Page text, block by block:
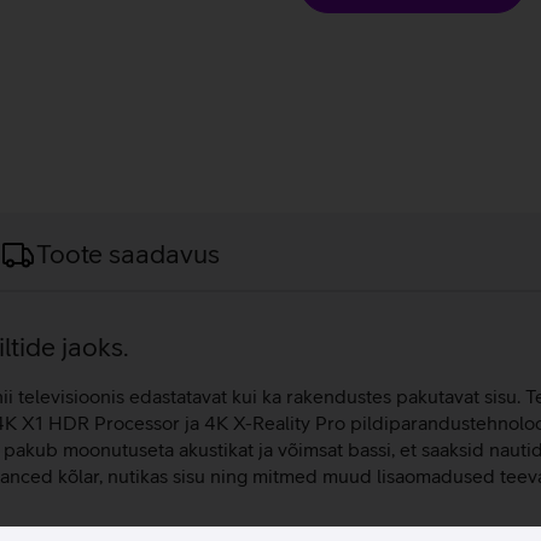
Toote saadavus
jaoks.
edastatavat kui ka rakendustes pakutavat sisu.
X1 HDR Processor ja 4K X-Reality Pro
moonutuseta akustikat ja võimsat bassi, et saaksid
kõlar, nutikas sisu ning mitmed muud lisaomadused